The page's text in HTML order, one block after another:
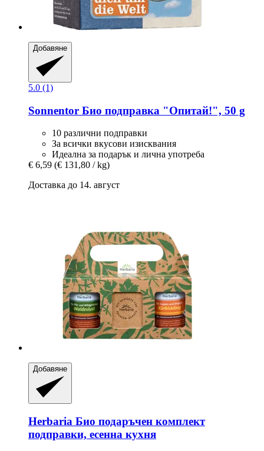
Добавяне
5.0 (1)
Sonnentor Био подправка "Опитай!", 50 g
10 различни подправки
За всички вкусови изисквания
Идеална за подарък и лична употреба
€ 6,59 (€ 131,80 / kg)
Доставка до 14. август
Добавяне
Herbaria Био подаръчен комплект
подправки, есенна кухня